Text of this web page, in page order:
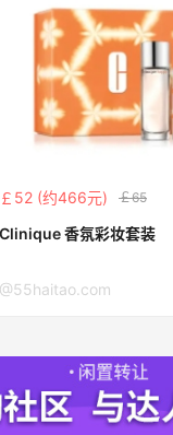
￡52 (约466元) ￡65
Clinique 香氛彩妆套装
@55haitao.com